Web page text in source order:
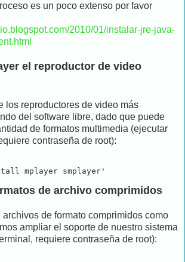
es un poco extenso por favor
2010/01/instalar-jre-java-
el reproductor de video
los reproductores de video más
del software libre, dado que puede
de formatos multimedia (ejecutar
contraseña de root):
mplayer smplayer'
de archivo comprimidos
de formato comprimidos como
ampliar el soporte de nuestro sistema
requiere contraseña de root):